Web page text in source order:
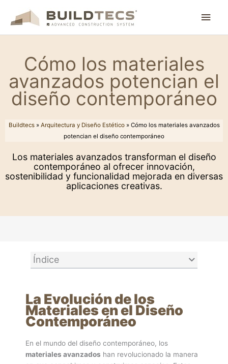
contenido
Cómo los materiales
avanzados potencian el
diseño contemporáneo
Buildtecs» Arquitectura y Diseño Estético» Cómo los materiales avanzados
potencian el diseño contemporáneo
Los materiales avanzados transforman el diseño
contemporáneo al ofrecer innovación,
sostenibilidad y funcionalidad mejorada en diversas
aplicaciones creativas.
Índice
La Evolución de los
Materiales en el Diseño
Contemporáneo
En el mundo del diseño contemporáneo, los
materiales avanzados han revolucionado la manera